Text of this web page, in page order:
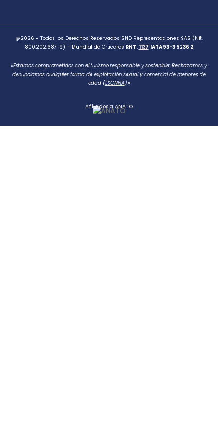
@2026 – Todos los Derechos Reservados SND Representaciones SAS (Nit.
800.202.687-9) – Mundial de Cruceros RNT. 1137 IATA 93-3 5236 2
«Estamos comprometidos con el turismo responsable y sostenible: Rechazamos y
denunciamos cualquier forma de explotación sexual y comercial de menores de
edad (ESCNNA).»
Afiliados a ANATO